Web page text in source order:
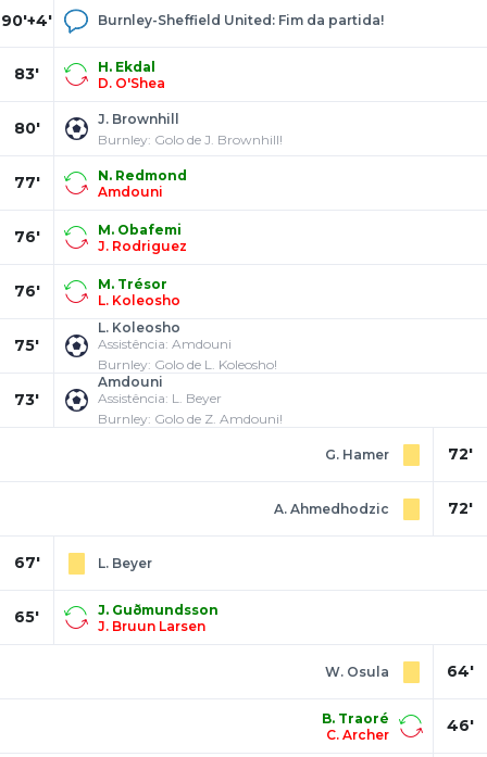
90'+4' Burnley-Sheffield United: Fim da partida!
83'
H. Ekdal
D. O'Shea
80'
J. Brownhill
Burnley: Golo de J. Brownhill!
77'
N. Redmond
Amdouni
76'
M. Obafemi
J. Rodriguez
76'
M. Trésor
L. Koleosho
75'
L. Koleosho
Assistência: Amdouni
Burnley: Golo de L. Koleosho!
73'
Amdouni
Assistência: L. Beyer
Burnley: Golo de Z. Amdouni!
72'
G. Hamer
72'
A. Ahmedhodzic
67' L. Beyer
65'
J. Guðmunds­son
J. Bruun Larsen
64'
W. Osula
46'
B. Traoré
C. Archer